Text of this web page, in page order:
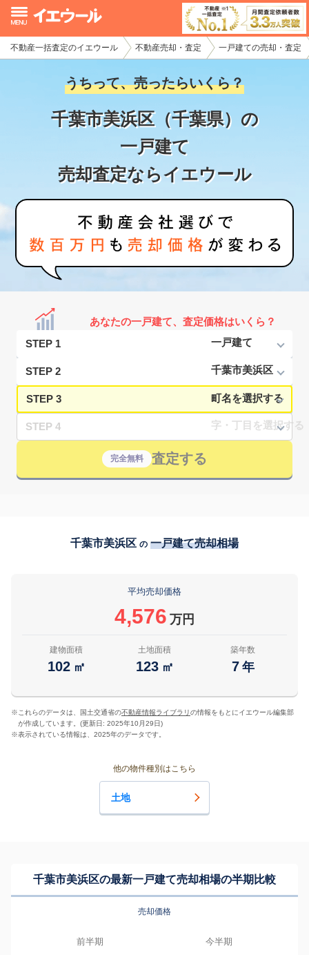
不動産一括査定のイエウール 不動産売却・査定 一戸建ての売却・査定
うちって、売ったらいくら？
千葉市美浜区（千葉県）の
一戸建て
売却査定ならイエウール
あなたの一戸建て、査定価格はいくら？
STEP 1
STEP 2
STEP 3
STEP 4
完全無料 査定する
千葉市美浜区 の 一戸建て売却相場
平均売却価格
4,576 万円
建物面積
102 ㎡
土地面積
123 ㎡
築年数
7 年
※ これらのデータは、国土交通省の不動産情報ライブラリの情報をもとにイエウール編集部
が作成しています。(更新日: 2025年10月29日)
※表示されている情報は、2025年のデータです。
他の物件種別はこちら
土地
千葉市美浜区の最新一戸建て売却相場の半期比較
売却価格
前半期 今半期
イエウール加盟希望の不動産会社様
初めての方へ
不動産売却の流れ